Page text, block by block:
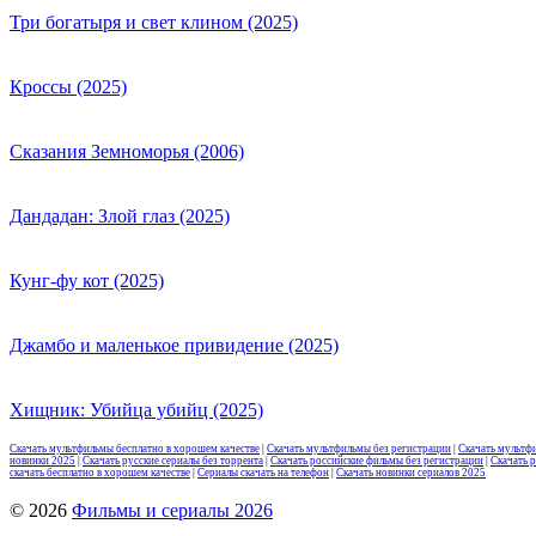
Три богатыря и свет клином (2025)
Кроссы (2025)
Сказания Земноморья (2006)
Дандадан: Злой глаз (2025)
Кунг-фу кот (2025)
Джамбо и маленькое привидение (2025)
Хищник: Убийца убийц (2025)
Скачать мультфильмы бесплатно в хорошем качестве Скачать мультфильмы без регистрации Скачать
новинки 2025
Скачать русские сериалы без торрента Скачать российские фильмы без регистрации Скачать
скачать бесплатно в хорошем качестве Сериалы скачать на телефон Скачать новинки сериалов 2025
© 2026 Фильмы и сериалы 2026